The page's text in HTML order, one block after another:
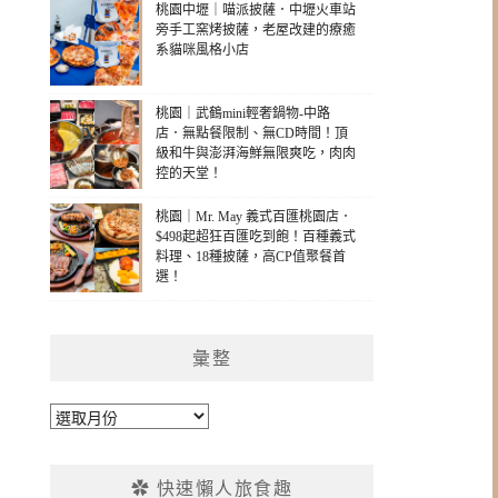
桃園中壢｜喵派披薩．中壢火車站
旁手工窯烤披薩，老屋改建的療癒
系貓咪風格小店
桃園｜武鶴mini輕奢鍋物-中路
店．無點餐限制、無CD時間！頂
級和牛與澎湃海鮮無限爽吃，肉肉
控的天堂！
桃園｜Mr. May 義式百匯桃園店．
$498起超狂百匯吃到飽！百種義式
料理、18種披薩，高CP值聚餐首
選！
彙整
彙
✿ 快速懶人旅食趣